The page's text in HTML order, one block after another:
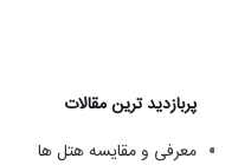
پربازدید ترین مقالات
معرفی و مقایسه هتل ها